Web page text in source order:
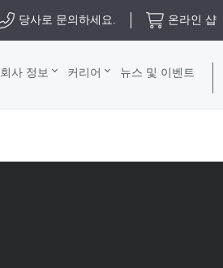
당사로 문의하세요. 온라인 샵
회사 정보 커리어 뉴스 및 이벤트